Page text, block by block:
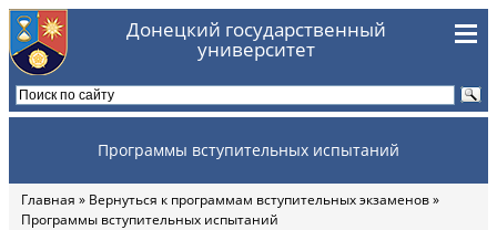
Перейти к основному содержаниюДонецкий государственный
университет
Программы вступительных испытаний
Вы здесь
Главная » Вернуться к программам вступительных экзаменов»
Программы вступительных испытаний